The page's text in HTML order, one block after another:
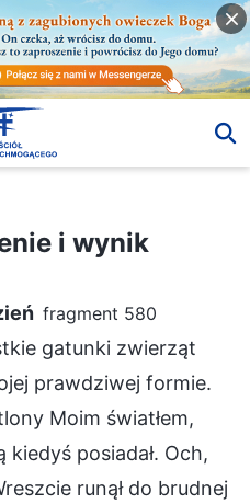
i wynik
fragment 580
gatunki zwierząt
prawdziwej formie.
Moim światłem,
posiadał. Och,
runął do brudnej